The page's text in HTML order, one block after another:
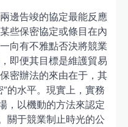
邊告竣的協定最能反應
些保密協定或條目在內
向有不雅點否決將競業
即便其目標是維護貿易
密辦法的來由在于，其
的水平。現實上，實務
，以機動的方法來認定
關于競業制止時光的公